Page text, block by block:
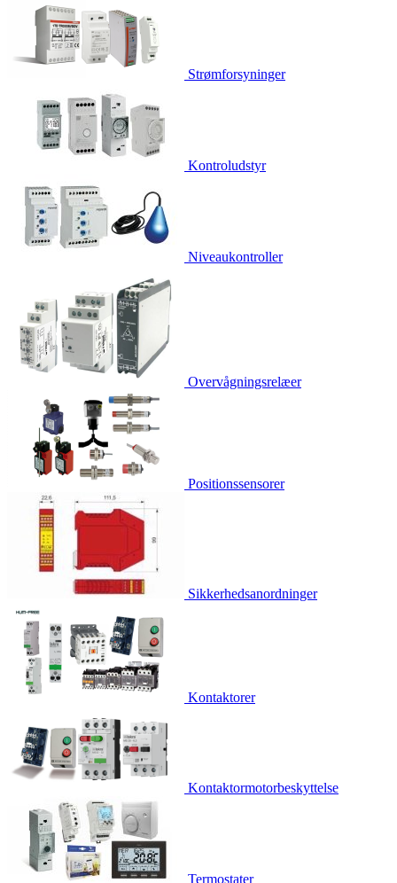
Strømforsyninger
Kontroludstyr
Niveaukontroller
Overvågningsrelæer
Positionssensorer
Sikkerhedsanordninger
Kontaktorer
Kontaktormotorbeskyttelse
Termostater